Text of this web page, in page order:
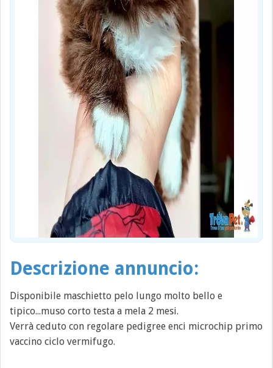
Descrizione annuncio:
Disponibile maschietto pelo lungo molto bello e
tipico...muso corto testa a mela 2 mesi.
Verrà ceduto con regolare pedigree enci microchip primo
vaccino ciclo vermifugo.